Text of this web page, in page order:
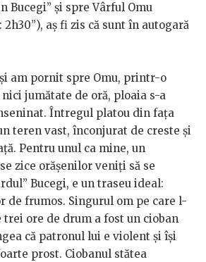
Bucegi” și spre Vârful Omu
aș fi zis că sunt în autogară
am pornit spre Omu, printr-o
nici jumătate de oră, ploaia s-a
Întregul platou din fața
teren vast, înconjurat de creste și
Pentru unul ca mine, un
zice orășenilor veniți să se
Bucegi, e un traseu ideal:
de frumos. Singurul om pe care l-
ore de drum a fost un cioban
că patronul lui e violent și își
prost. Ciobanul stătea